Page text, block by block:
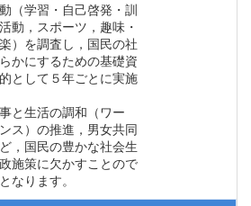
（学習・自己啓発・訓
動，スポーツ，趣味・
）を調査し，国民の社
かにするための基礎資
として５年ごとに実施
と生活の調和（ワー
ス）の推進，男女共同
，国民の豊かな社会生
施策に欠かすことので
なります。